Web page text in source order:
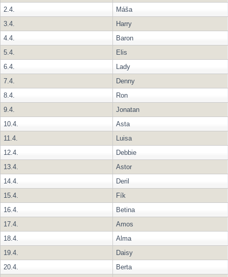
2.4.
Máša
3.4.
Harry
4.4.
Baron
5.4.
Elis
6.4.
Lady
7.4.
Denny
8.4.
Ron
9.4.
Jonatan
10.4.
Asta
11.4.
Luisa
12.4.
Debbie
13.4.
Astor
14.4.
Deril
15.4.
Fík
16.4.
Betina
17.4.
Amos
18.4.
Alma
19.4.
Daisy
20.4.
Berta